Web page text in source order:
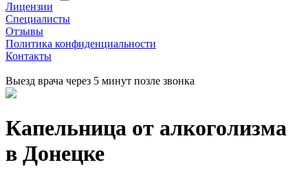
Лицензии
Специалисты
Отзывы
Политика конфиденциальности
Контакты
Выезд врача через 5 минут позле звонка
Капельница от алкоголизма
в Донецке